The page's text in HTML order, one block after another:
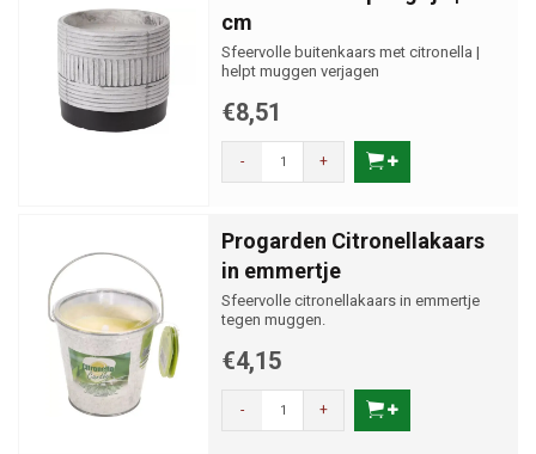
cm
Sfeervolle buitenkaars met citronella |
helpt muggen verjagen
€8,51
- +
Progarden Citronellakaars
in emmertje
Sfeervolle citronellakaars in emmertje
tegen muggen.
€4,15
- +